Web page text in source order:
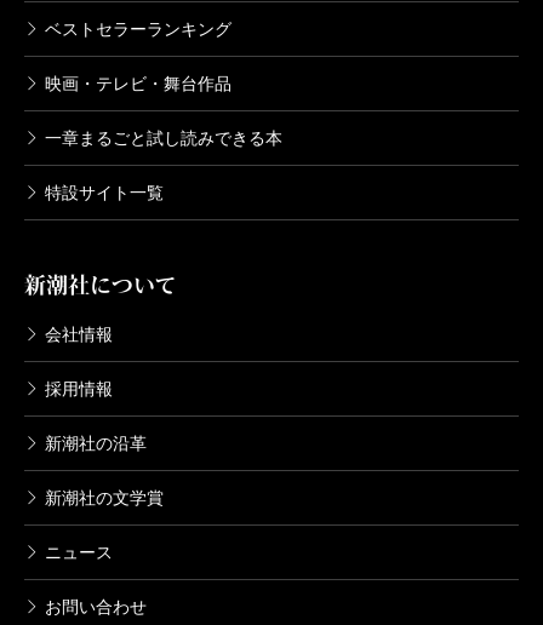
ベストセラーランキング
映画・テレビ・舞台作品
一章まるごと試し読みできる本
特設サイト一覧
新潮社について
会社情報
採用情報
新潮社の沿革
新潮社の文学賞
ニュース
お問い合わせ